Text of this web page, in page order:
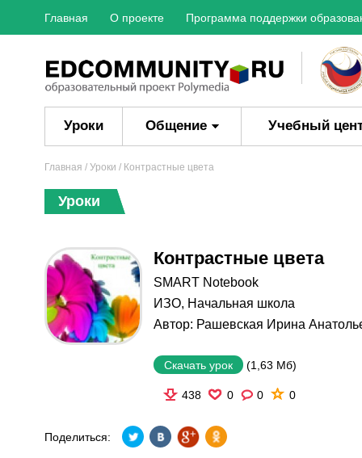
Главная О проекте Программа поддержки
Уроки Общение Учебный
Главная / Уроки / Контрастные цвета
Уроки
Контрастные цвета
SMART Notebook
ИЗО, Начальная школа
Автор: Рашевская Ирина
Скачать урок (1,63 Мб)
438 0 0 0
Поделиться: